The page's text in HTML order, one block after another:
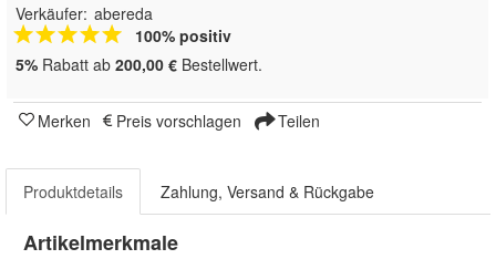
Verkäufer: abereda
100% positiv
5% Rabatt ab 200,00 € Bestellwert.
Merken Preis vorschlagen Teilen
Produktdetails Zahlung, Versand & Rückgabe
Artikelmerkmale